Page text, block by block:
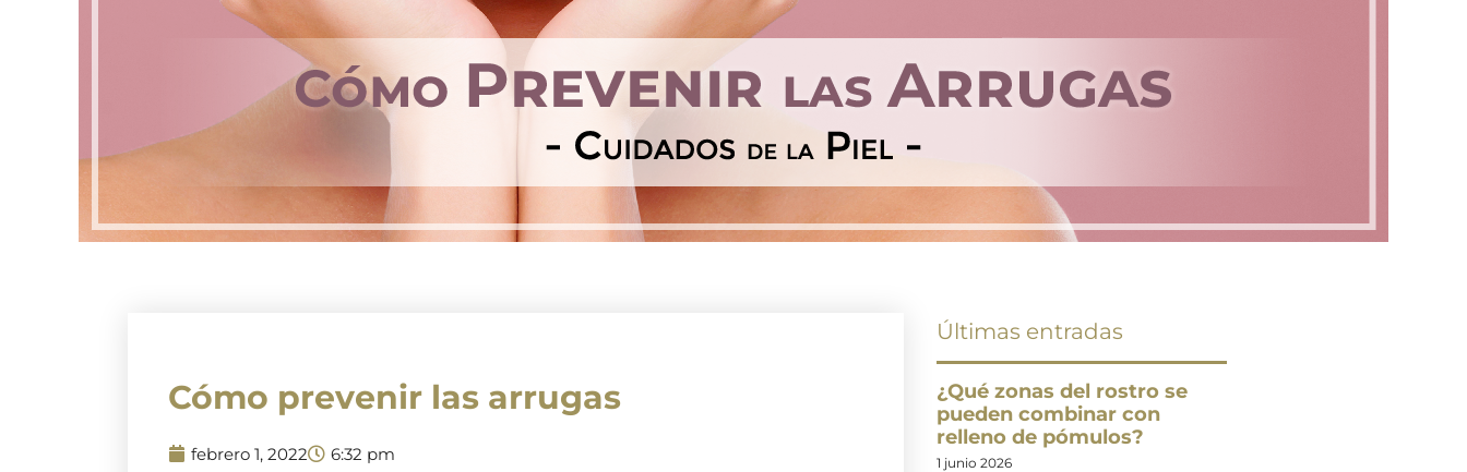
Cómo prevenir las arrugas
febrero 1, 2022 6:32 pm
Últimas entradas
¿Qué zonas del rostro se
pueden combinar con
relleno de pómulos?
1 junio 2026